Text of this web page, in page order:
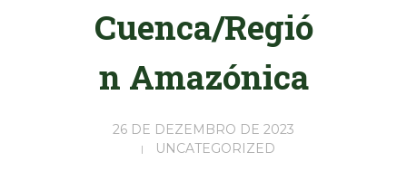
Cuenca/Regió
n Amazónica
26 DE DEZEMBRO DE 2023
UNCATEGORIZED